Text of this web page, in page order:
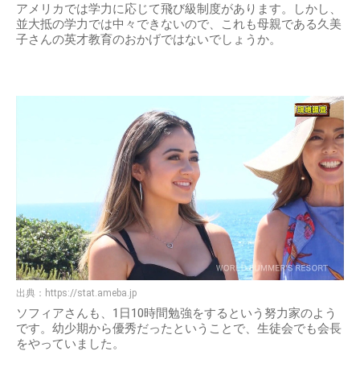
アメリカでは学力に応じて飛び級制度があります。しかし、
並大抵の学力では中々できないので、これも母親である久美
子さんの英才教育のおかげではないでしょうか。
出典： https://stat.ameba.jp
ソフィアさんも、1日10時間勉強をするという努力家のよう
です。幼少期から優秀だったということで、生徒会でも会長
をやっていました。